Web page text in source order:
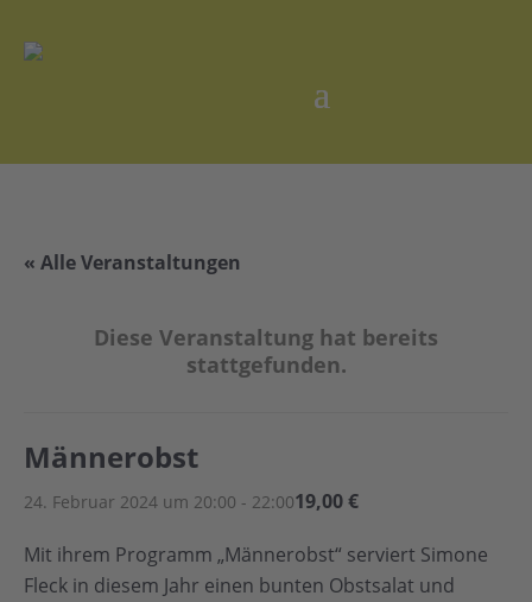
« Alle Veranstaltungen
Diese Veranstaltung hat bereits
stattgefunden.
Männerobst
24. Februar 2024 um 20:00 - 22:0019,00 €
Mit ihrem Programm „Männerobst“ serviert Simone
Fleck in diesem Jahr einen bunten Obstsalat und